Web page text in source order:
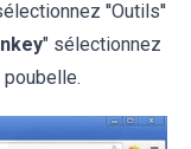
''Outils''
" sélectionnez